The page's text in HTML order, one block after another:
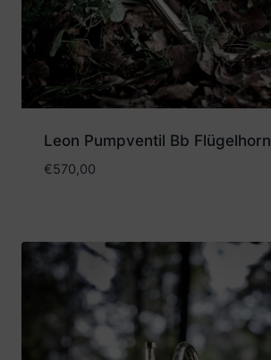
Leon Pumpventil Bb Flügelhorn
€570,00